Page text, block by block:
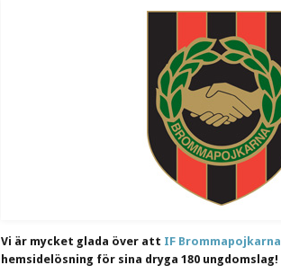
Vi är mycket glada över att IF Brommapojkarna
hemsidelösning för sina dryga 180 ungdomslag!